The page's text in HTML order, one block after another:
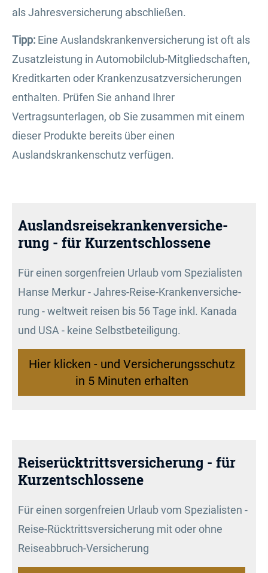
als Jahresversicherung abschließen.
Tipp: Eine Auslandskrankenversicherung ist oft als
Zusatzleistung in Automobilclub-Mitgliedschaften,
Kredit­karten oder Kranken­zusatz­ver­si­che­rungen
enthalten. Prüfen Sie anhand Ihrer
Vertragsunterlagen, ob Sie zusammen mit einem
dieser Produkte bereits über einen
Auslandskrankenschutz verfügen.
Auslands­reise­kranken­ver­si­che­
rung - für Kurzentschlossene
Für einen sorgenfreien Urlaub vom Spezialisten
Hanse Merkur - Jahres-Reise-Kranken­ver­si­che­
rung - weltweit reisen bis 56 Tage inkl. Kanada
und USA - keine Selbstbeteiligung.
Hier klicken - und Versicherungsschutz
in 5 Minuten erhalten
Reiserücktrittsversicherung - für
Kurzentschlossene
Für einen sorgenfreien Urlaub vom Spezialisten -
Reise-Rücktrittsversicherung mit oder ohne
Reiseabbruch-Versicherung